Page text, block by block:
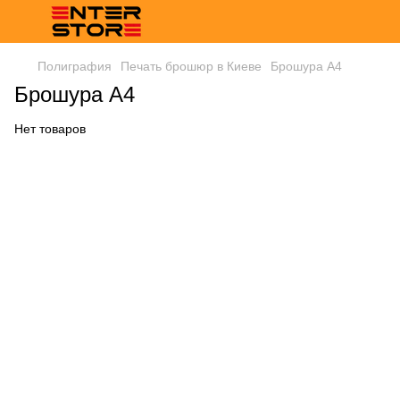
Полиграфия Печать брошюр в Киеве Брошура А4
Брошура А4
Нет товаров